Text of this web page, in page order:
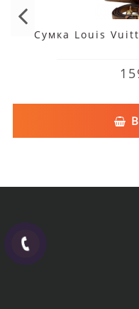
Сумка Louis